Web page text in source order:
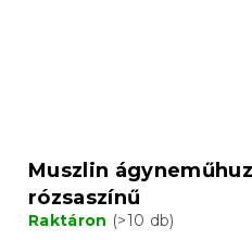
Muszlin
rózsaszínű
Raktáron (>10 db)